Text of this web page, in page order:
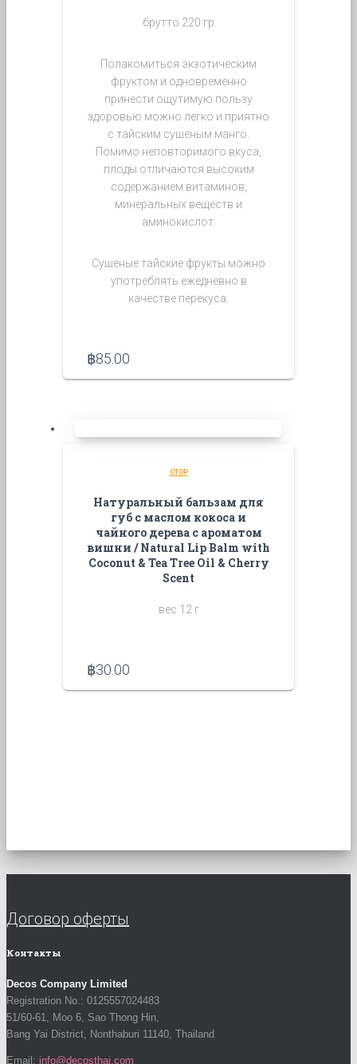
брутто 220 гр
Полакомиться экзотическим
фруктом и одновременно
принести ощутимую пользу
здоровью можно легко и приятно
с тайским сушеным манго.
Помимо неповторимого вкуса,
плоды отличаются высоким
содержанием витаминов,
минеральных веществ и
аминокислот.
Сушеные тайские фрукты можно
употреблять ежедневно в
качестве перекуса.
฿85.00
OTOP
Натуральный бальзам для
губ с маслом кокоса и
чайного дерева с ароматом
вишни / Natural Lip Balm with
Coconut & Tea Tree Oil & Cherry
Scent
вес 12 г
฿30.00
Договор оферты
Контакты
Decos Company Limited
Registration No.: 0125557024483
51/60-61, Moo 6, Sao Thong Hin,
Bang Yai District, Nonthaburi 11140, Thailand
Email: info@decosthai.com